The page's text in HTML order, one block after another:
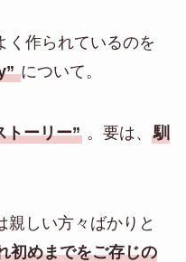
く作られているのを
について。
トーリー”。要は、 馴
親しい方々ばかりと
初めまでをご存じの